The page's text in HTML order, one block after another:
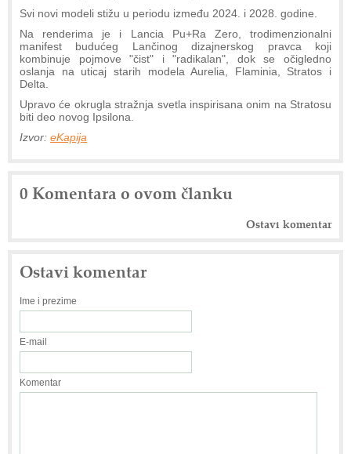
Svi novi modeli stižu u periodu između 2024. i 2028. godine.
Na renderima je i Lancia Pu+Ra Zero, trodimenzionalni
manifest budućeg Lančinog dizajnerskog pravca koji
kombinuje pojmove "čist" i "radikalan", dok se očigledno
oslanja na uticaj starih modela Aurelia, Flaminia, Stratos i
Delta.
Upravo će okrugla stražnja svetla inspirisana onim na Stratosu
biti deo novog Ipsilona.
Izvor: eKapija
0 Komentara o ovom članku
Ostavi komentar
Ostavi komentar
Ime i prezime
E-mail
Komentar